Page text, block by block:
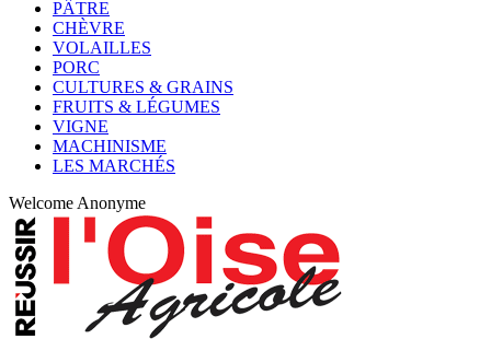
PÂTRE
CHÈVRE
VOLAILLES
PORC
CULTURES & GRAINS
FRUITS & LÉGUMES
VIGNE
MACHINISME
LES MARCHÉS
Welcome Anonyme